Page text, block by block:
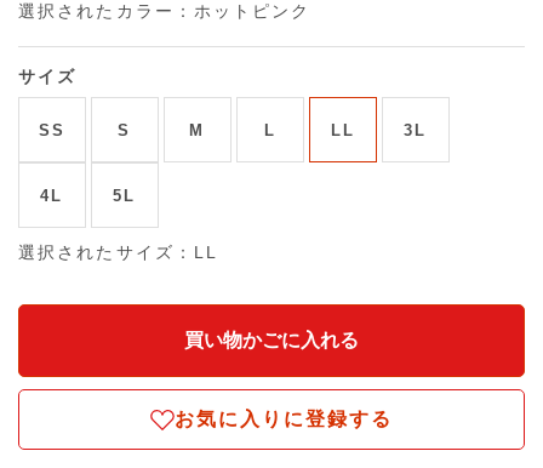
選択されたカラー：ホットピンク
サイズ
SS S M L LL 3L
4L 5L
選択されたサイズ：LL
お気に入りに登録する